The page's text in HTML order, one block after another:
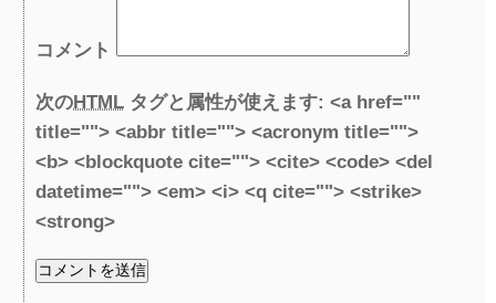
コメント
次のHTML タグと属性が使えます: <a href=""
title=""> <abbr title=""> <acronym title="">
<b> <blockquote cite=""> <cite> <code> <del
datetime=""> <em> <i> <q cite=""> <strike>
<strong>